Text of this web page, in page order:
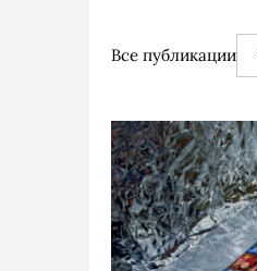
Все публикации